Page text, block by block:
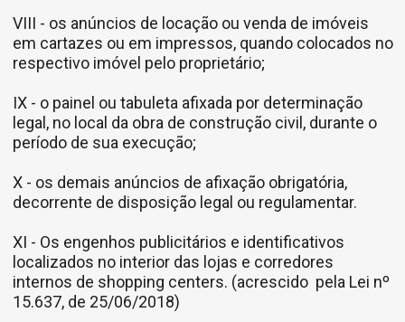
VIII - os anúncios de locação ou venda de imóveis
em cartazes ou em impressos, quando colocados no
respectivo imóvel pelo proprietário;
IX - o painel ou tabuleta afixada por determinação
legal, no local da obra de construção civil, durante o
período de sua execução;
X - os demais anúncios de afixação obrigatória,
decorrente de disposição legal ou regulamentar.
XI - Os engenhos publicitários e identificativos
localizados no interior das lojas e corredores
internos de shopping centers. (acrescido pela Lei nº
15.637, de 25/06/2018)